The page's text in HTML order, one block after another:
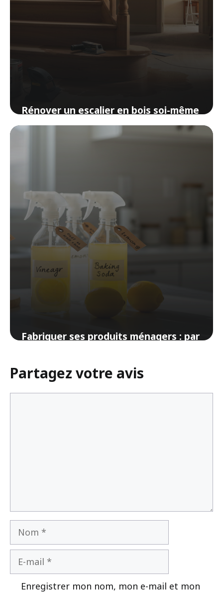
Rénover un escalier en bois soi-même
: techniques et étapes pour un
résultat professionnel
Fabriquer ses produits ménagers : par
31 mars 2026
Partagez votre avis
Nom
Enregistrer mon nom, mon e-mail et mon